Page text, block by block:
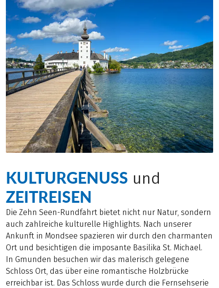
KULTURGENUSS und
ZEITREISEN
Die Zehn Seen-Rundfahrt bietet nicht nur Natur, sondern
auch zahlreiche kulturelle Highlights. Nach unserer
Ankunft in Mondsee spazieren wir durch den charmanten
Ort und besichtigen die imposante Basilika St. Michael.
In Gmunden besuchen wir das malerisch gelegene
Schloss Ort, das über eine romantische Holzbrücke
erreichbar ist. Das Schloss wurde durch die Fernsehserie